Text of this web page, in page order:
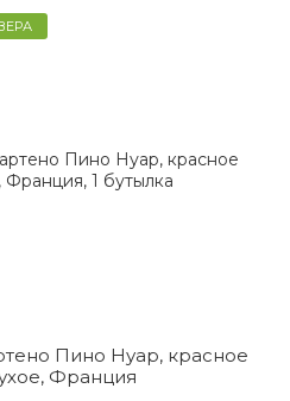
Пино Нуар, красное
Франция